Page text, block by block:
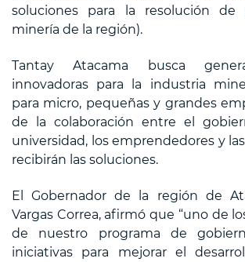
soluciones para la resolución de
minería de la región).
Tantay Atacama busca
innovadoras para la industria
para micro, pequeñas y grandes
de la colaboración entre el
universidad, los emprendedores y
recibirán las soluciones.
El Gobernador de la región de
Vargas Correa, afirmó que “uno de
de nuestro programa de
iniciativas para mejorar el